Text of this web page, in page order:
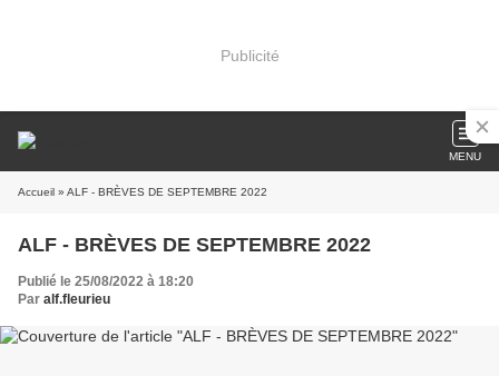
Publicité
MENU
Accueil » ALF - BRÈVES DE SEPTEMBRE 2022
ALF - BRÈVES DE SEPTEMBRE 2022
Publié le 25/08/2022 à 18:20
Par alf.fleurieu